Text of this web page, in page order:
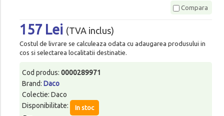
Compara
157 Lei (TVA inclus)
Costul de livrare se calculeaza odata cu adaugarea produsului in
cos si selectarea localitatii destinatie.
Cod produs: 0000289971
Brand: Daco
Colectie: Daco
Disponibilitate:
In stoc